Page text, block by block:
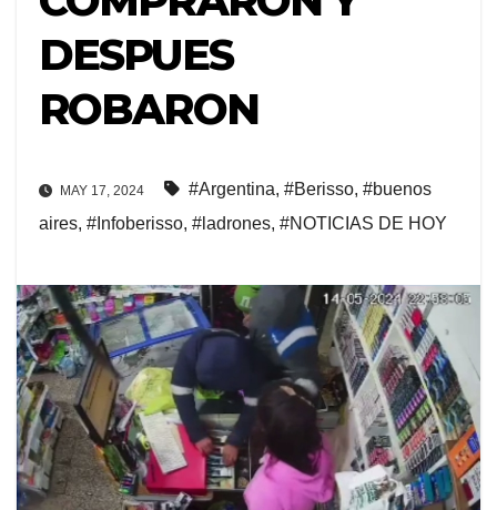
DESPUES
ROBARON
MAY 17, 2024 #Argentina, #Berisso, #buenos
aires, #Infoberisso, #ladrones, #NOTICIAS DE HOY